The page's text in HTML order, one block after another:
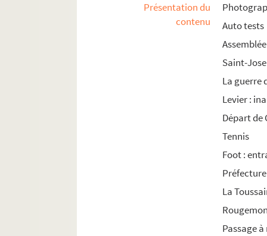
Présentation du
contenu
Auto tests
Saint-
La guerre
Levier :
Départ de
Tennis
Foot :
La
Passage